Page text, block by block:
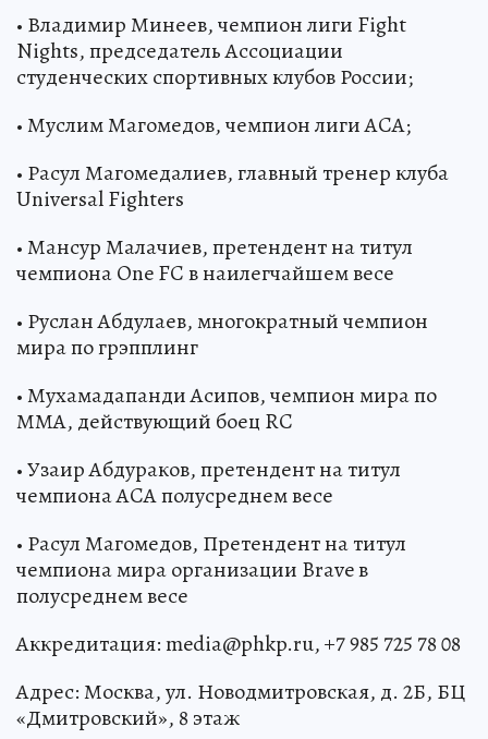
• Владимир Минеев, чемпион лиги Fight
Nights, председатель Ассоциации
студенческих спортивных клубов России;
• Муслим Магомедов, чемпион лиги ACA;
• Расул Магомедалиев, главный тренер клуба
Universal Fighters
• Мансур Малачиев, претендент на титул
чемпиона One FC в наилегчайшем весе
• Руслан Абдулаев, многократный чемпион
мира по грэпплинг
• Мухамадапанди Асипов, чемпион мира по
ММА, действующий боец RC
• Узаир Абдураков, претендент на титул
чемпиона ACA полусреднем весе
• Расул Магомедов, Претендент на титул
чемпиона мира организации Brave в
полусреднем весе
Аккредитация: media@phkp.ru, +7 985 725 78 08
Адрес: Москва, ул. Новодмитровская, д. 2Б, БЦ
«Дмитровский», 8 этаж